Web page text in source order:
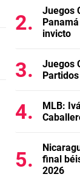
Juegos
invicto
Juegos
MLB:
final
2026